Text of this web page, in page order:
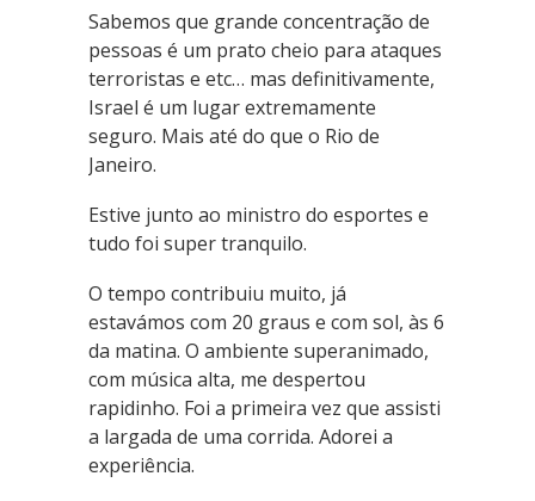
Sabemos que grande concentração de
pessoas é um prato cheio para ataques
terroristas e etc… mas definitivamente,
Israel é um lugar extremamente
seguro. Mais até do que o Rio de
Janeiro.
Estive junto ao ministro do esportes e
tudo foi super tranquilo.
O tempo contribuiu muito, já
estavámos com 20 graus e com sol, às 6
da matina. O ambiente superanimado,
com música alta, me despertou
rapidinho. Foi a primeira vez que assisti
a largada de uma corrida. Adorei a
experiência.